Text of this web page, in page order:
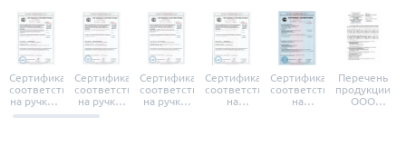
Сертификат
соответствия
на ручки и
броненакладки
Сертификат
соответствия
на ручки-
защелки
Сертификат
соответствия
на ручки-
Сертификат
соответствия
на
Сертификат
соответствия
на
Перечень
продукции
ООО